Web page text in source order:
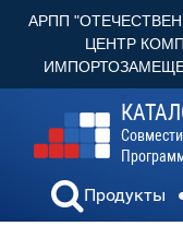
АРПП
ЦЕНТР
Продукты